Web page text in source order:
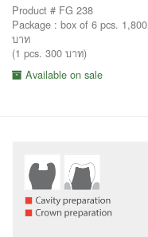
Product # FG 238
Package : box of 6 pcs. 1,800
บาท
(1 pcs. 300 บาท)
Available on sale